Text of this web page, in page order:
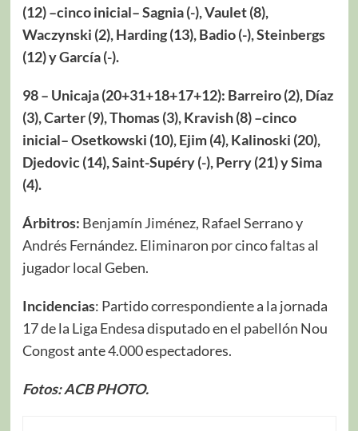
(12) –cinco inicial– Sagnia (-), Vaulet (8),
Waczynski (2), Harding (13), Badio (-), Steinbergs
(12) y García (-).
98 – Unicaja (20+31+18+17+12): Barreiro (2), Díaz
(3), Carter (9), Thomas (3), Kravish (8) –cinco
inicial– Osetkowski (10), Ejim (4), Kalinoski (20),
Djedovic (14), Saint-Supéry (-), Perry (21) y Sima
(4).
Árbitros: Benjamín Jiménez, Rafael Serrano y
Andrés Fernández. Eliminaron por cinco faltas al
jugador local Geben.
Incidencias: Partido correspondiente a la jornada
17 de la Liga Endesa disputado en el pabellón Nou
Congost ante 4.000 espectadores.
Fotos: ACB PHOTO.